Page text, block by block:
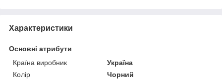
Характеристики
Основні атрибути
Країна виробник
Україна
Колір
Чорний